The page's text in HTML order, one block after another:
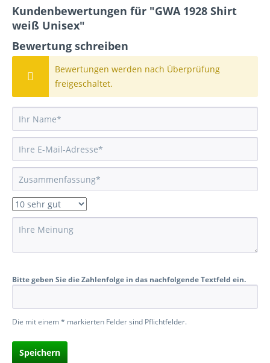
Kundenbewertungen für "GWA 1928 Shirt
weiß Unisex"
Bewertung schreiben
Bewertungen werden nach Überprüfung
freigeschaltet.
Bitte geben Sie die Zahlenfolge in das nachfolgende Textfeld ein.
Die mit einem * markierten Felder sind Pflichtfelder.
Speichern